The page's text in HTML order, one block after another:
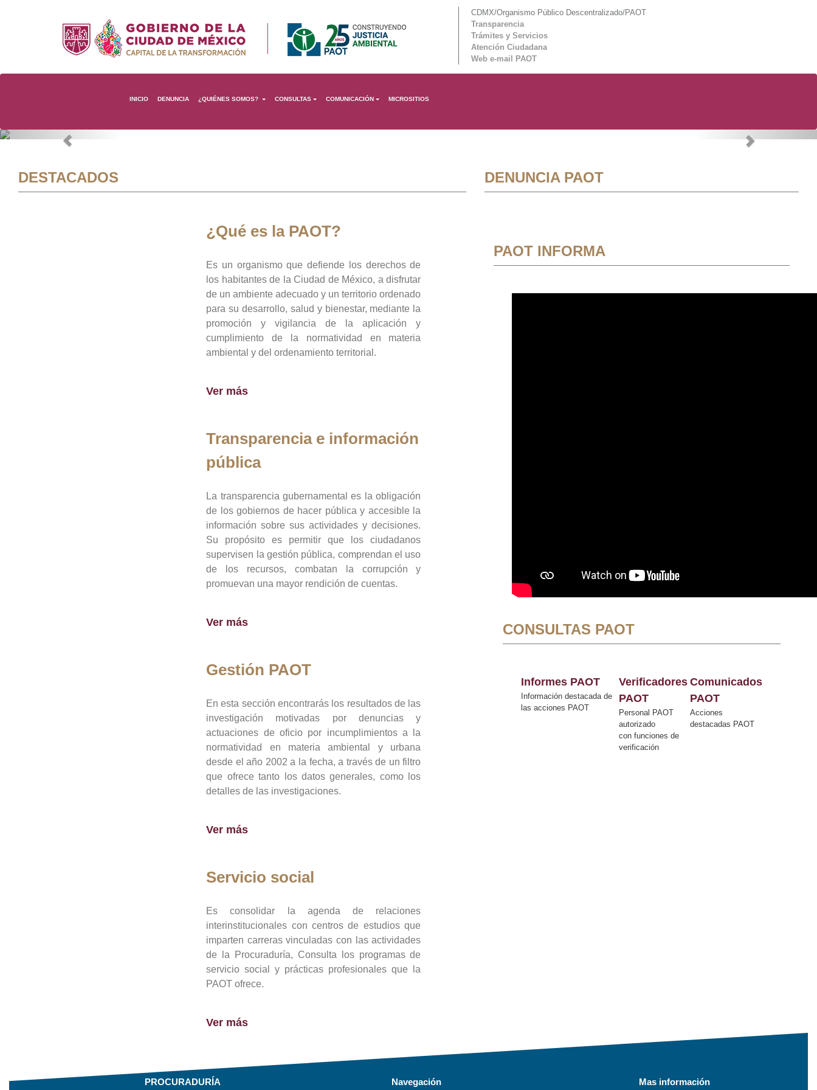
CDMX/Organismo Público Descentralizado/PAOT
Transparencia
Trámites y Servicios
Atención Ciudadana
Web e-mail PAOT
INICIO DENUNCIA ¿QUIÉNES SOMOS? CONSULTAS COMUNICACIÓN MICROSITIOS
Previous Next
DESTACADOS
¿Qué es la PAOT?
Es un organismo que defiende los derechos de
los habitantes de la Ciudad de México, a disfrutar
de un ambiente adecuado y un territorio ordenado
para su desarrollo, salud y bienestar, mediante la
promoción y vigilancia de la aplicación y
cumplimiento de la normatividad en materia
ambiental y del ordenamiento territorial.
Ver más
Transparencia e información
pública
La transparencia gubernamental es la obligación
de los gobiernos de hacer pública y accesible la
información sobre sus actividades y decisiones.
Su propósito es permitir que los ciudadanos
supervisen la gestión pública, comprendan el uso
de los recursos, combatan la corrupción y
promuevan una mayor rendición de cuentas.
Ver más
Gestión PAOT
En esta sección encontrarás los resultados de las
investigación motivadas por denuncias y
actuaciones de oficio por incumplimientos a la
normatividad en materia ambiental y urbana
desde el año 2002 a la fecha, a través de un filtro
que ofrece tanto los datos generales, como los
detalles de las investigaciones.
Ver más
Servicio social
Es consolidar la agenda de relaciones
interinstitucionales con centros de estudios que
imparten carreras vinculadas con las actividades
de la Procuraduría, Consulta los programas de
servicio social y prácticas profesionales que la
PAOT ofrece.
Ver más
DENUNCIA PAOT
PAOT INFORMA
CONSULTAS PAOT
Informes PAOT
Información destacada de
las acciones PAOT
Verificadores
PAOT
Personal PAOT
autorizado
con funciones de
verificación
Comunicados
PAOT
Acciones
destacadas PAOT
PROCURADURÍA Navegación Mas información